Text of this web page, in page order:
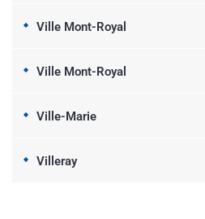
Ville Mont-Royal
Ville Mont-Royal
Ville-Marie
Villeray